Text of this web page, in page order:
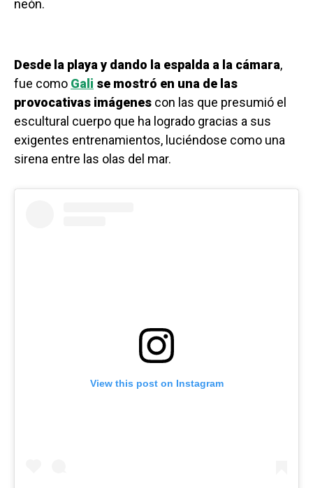
neón.
Desde la playa y dando la espalda a la cámara,
fue como Gali se mostró en una de las
provocativas imágenes con las que presumió el
escultural cuerpo que ha logrado gracias a sus
exigentes entrenamientos, luciéndose como una
sirena entre las olas del mar.
View this post on Instagram